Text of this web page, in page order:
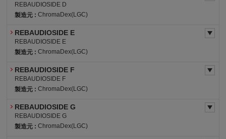
REBAUDIOSIDE D
製造元 :ChromaDex(LGC)
REBAUDIOSIDE E
REBAUDIOSIDE E
製造元 :ChromaDex(LGC)
REBAUDIOSIDE F
REBAUDIOSIDE F
製造元 :ChromaDex(LGC)
REBAUDIOSIDE G
REBAUDIOSIDE G
製造元 :ChromaDex(LGC)